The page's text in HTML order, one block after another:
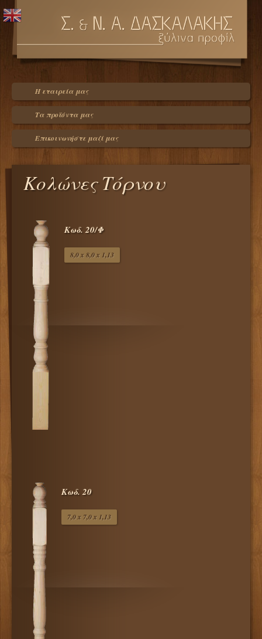
Η εταιρεία μας
Τα προϊόντα μας
Επικοινωνήστε μαζί μας
Κολώνες Τόρνου
Κωδ. 20/Φ
8,0 x 8,0 x 1,13
Κωδ. 20
7,0 x 7,0 x 1,13